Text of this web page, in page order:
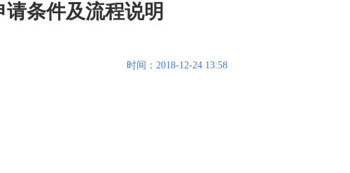
条件及流程说明
时间：2018-12-24 13:58